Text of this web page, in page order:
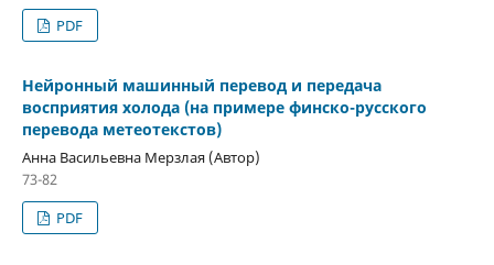
PDF
Нейронный машинный перевод и передача
восприятия холода (на примере финско-русского
перевода метеотекстов)
Анна Васильевна Мерзлая (Автор)
73-82
PDF